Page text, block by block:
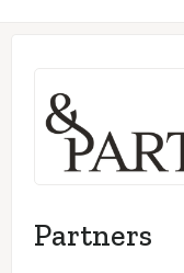
Partners